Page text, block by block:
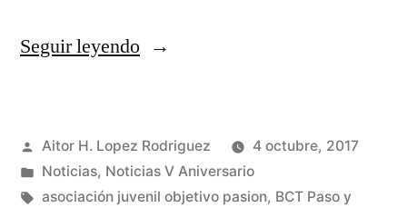
Seguir leyendo«Objetivo
su
V
Publicado
por
Aitor H. Lopez Rodriguez
4 octubre, 2017
Publicado
en
Noticias, Noticias V Aniversario
Etiquetas:
asociación juvenil objetivo pasion, BCT Paso y